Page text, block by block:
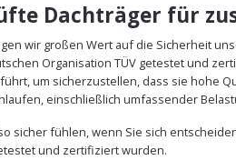
Dachträger für
wir großen Wert auf die Sicherheit
Organisation TÜV getestet und
um sicherzustellen, dass sie hohe
einschließlich umfassender
sicher fühlen, wenn Sie sich
und zertifiziert wurden.